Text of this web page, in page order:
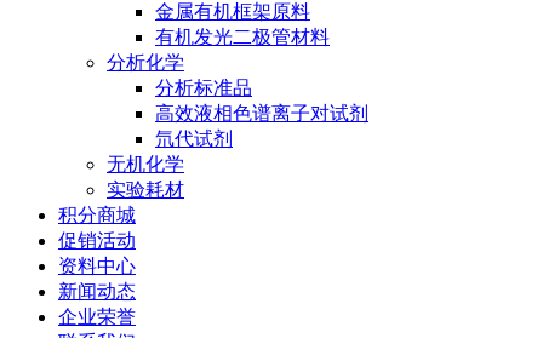
金属有机框架原料
有机发光二极管材料
分析化学
分析标准品
高效液相色谱离子对试剂
氘代试剂
无机化学
实验耗材
积分商城
促销活动
资料中心
新闻动态
企业荣誉